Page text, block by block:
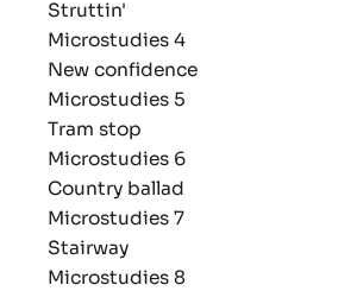
Struttin'
Microstudies 4
New confidence
Microstudies 5
Tram stop
Microstudies 6
Country ballad
Microstudies 7
Stairway
Microstudies 8